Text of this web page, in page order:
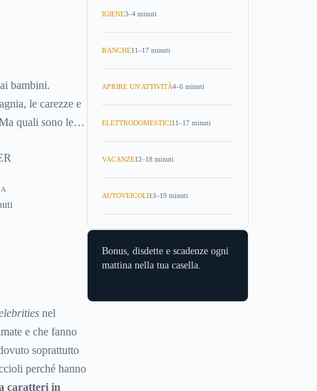
bambini.
le carezze e
quali sono le
nel
e che fanno
soprattutto
perché hanno
caratteri in
IGIENE3–4 minuti
BANCHE11–17 minuti
APRIRE UN'ATTIVITÀ4–6 minuti
ELETTRODOMESTICI11–17 minuti
VACANZE12–18 minuti
AUTOVEICOLI13–19 minuti
Bonus, disdette e scadenze ogni
mattina nella tua casella.